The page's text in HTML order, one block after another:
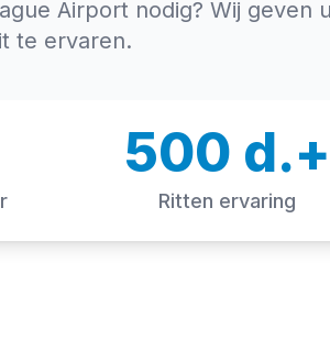
Airport nodig? Wij geven
te ervaren.
Ritten ervaring
500 d.+